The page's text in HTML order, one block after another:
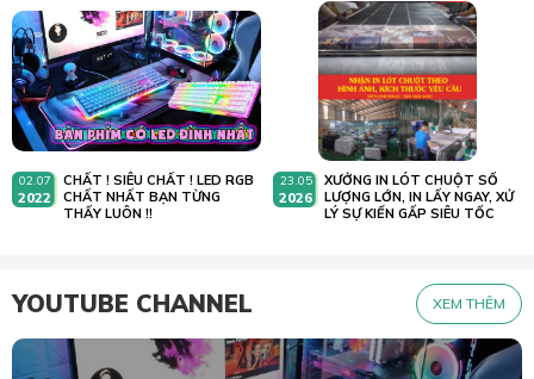
02.07
2022
CHẤT ! SIÊU CHẤT ! LED RGB
CHẤT NHẤT BẠN TỪNG
THẤY LUÔN !!
23.05
2026
XƯỞNG IN LÓT CHUỘT SỐ
LƯỢNG LỚN, IN LẤY NGAY, XỬ
LÝ SỰ KIẾN GẤP SIÊU TỐC
YOUTUBE CHANNEL XEM THÊM